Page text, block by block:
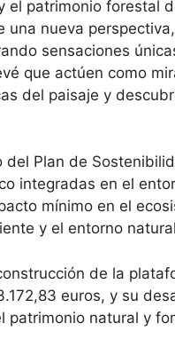
el patrimonio forestal
una nueva
sensaciones
que actúen como
del paisaje y
Plan de
integradas en el
mínimo en el
y el entorno
de la
euros, y su
patrimonio natural y